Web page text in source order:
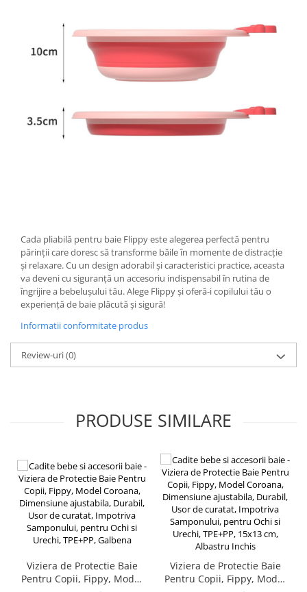
Scari
Tapet 3D Autoadeziv
Aere conditionate
Ventilatoare
Kituri de siguranta si supravietuire
Kit-uri siguranta auto
Kit-uri Supravietuire si Accesorii
Camping
Curatenie si menaj
Accesorii ingrijire casa
Accesorii maturi, mopuri si galeti
Cutii depozitare diverse
Dulapuri si rafturi de depozitare
Maturi, mopuri si galeti
Organizatoare imbracaminte si
incaltaminte
Perii de curatare
Perii si aparate scame
Stergatoare geam
Cada pliabilă pentru baie Flippy este alegerea perfectă pentru
părinții care doresc să transforme băile în momente de distracție
și relaxare. Cu un design adorabil și caracteristici practice, aceasta
va deveni cu siguranță un accesoriu indispensabil în rutina de
îngrijire a bebelușului tău. Alege Flippy și oferă-i copilului tău o
experiență de baie plăcută și sigură!
Informatii conformitate produs
Review-uri(0)
PRODUSE SIMILARE
Viziera de Protectie Baie
Pentru Copii, Fippy, Model
Viziera de Protectie Baie
Pentru Copii, Fippy, Model